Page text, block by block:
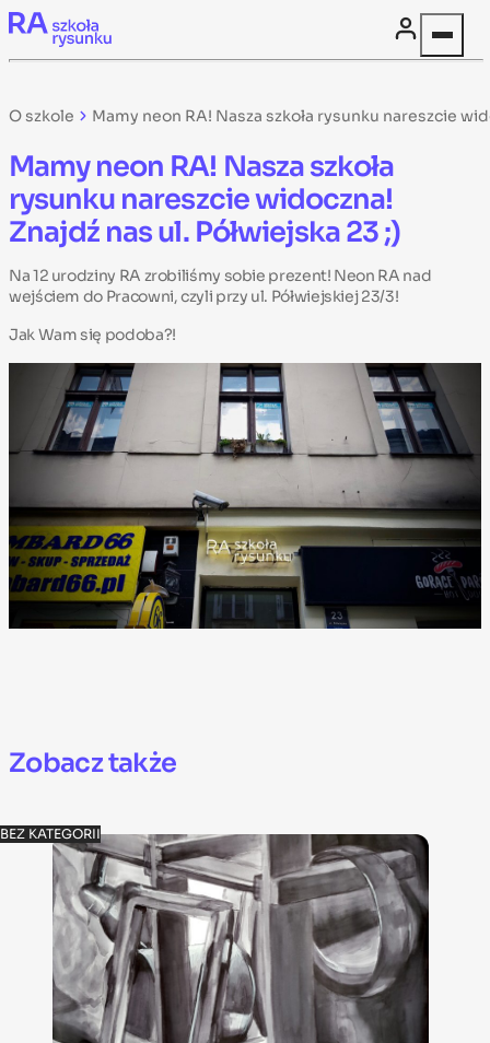
Skip to content
O szkole Mamy neon RA! Nasza szkoła rysunku nareszcie
Mamy neon RA! Nasza szkoła
rysunku nareszcie widoczna!
Znajdź nas ul. Półwiejska 23 ;)
Na 12 urodziny RA zrobiliśmy sobie prezent! Neon RA nad
wejściem do Pracowni, czyli przy ul. Półwiejskiej 23/3!
Jak Wam się podoba?!
Zobacz także
BEZ KATEGORII